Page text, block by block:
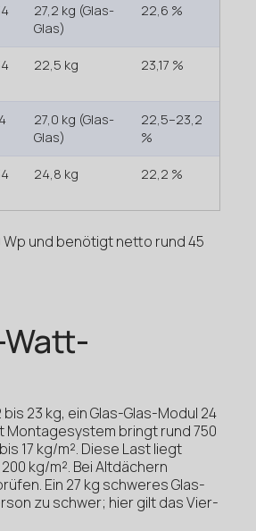
27,2 kg (Glas-
Glas)
22,6 %
22,5 kg 23,17 %
27,0 kg (Glas-
Glas)
22,5–23,2
%
24,8 kg 22,2 %
Wp und benötigt netto rund 45
23 kg, ein Glas-Glas-Modul 24
Montagesystem bringt rund 750
17 kg/m². Diese Last liegt
kg/m². Bei Altdächern
Ein 27 kg schweres Glas-
zu schwer; hier gilt das Vier-